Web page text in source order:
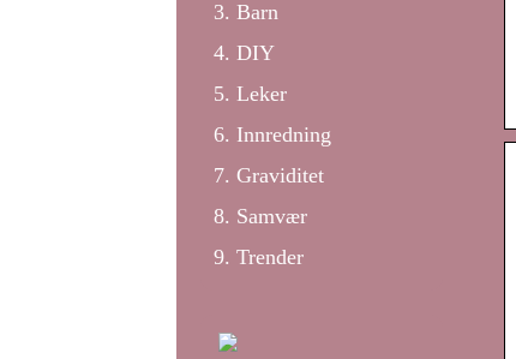
Barn
DIY
Leker
Innredning
Graviditet
Samvær
Trender